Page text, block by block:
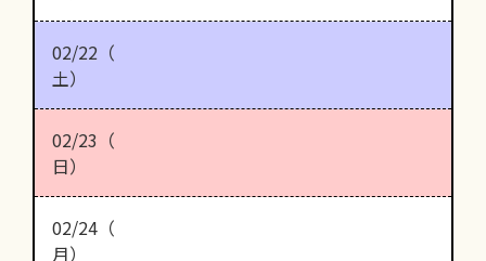
02/22（
土）
02/23（
日）
02/24（
月）